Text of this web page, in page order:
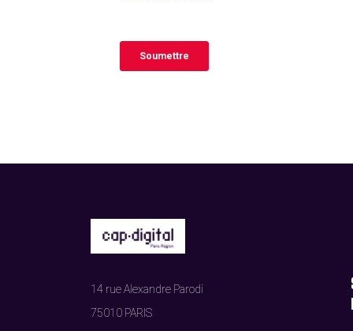
14 rue Alexandre Parodi
75010 PARIS